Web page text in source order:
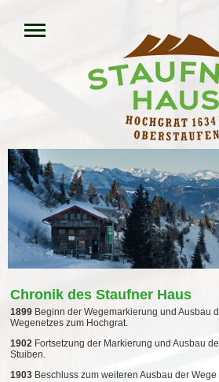
Chronik des Staufner Haus
1899 Beginn der Wegemarkierung und Ausbau
Wegenetzes zum Hochgrat.
1902 Fortsetzung der Markierung und Ausbau
Stuiben.
1903 Beschluss zum weiteren Ausbau der